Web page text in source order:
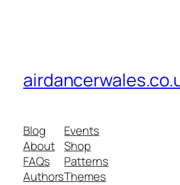
Blog
About
FAQs
Authors
Events
Shop
Patterns
Themes